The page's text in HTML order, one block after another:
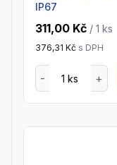
IP67
311,00 Kč / 1 ks
376,31 Kč s DPH